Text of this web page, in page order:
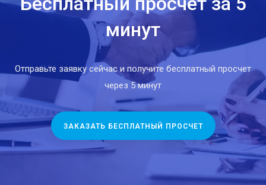
минут
Отправьте заявку сейчас и получите бесплатный просчет
через 5 минут
ЗАКАЗАТЬ БЕСПЛАТНЫЙ ПРОСЧЕТ